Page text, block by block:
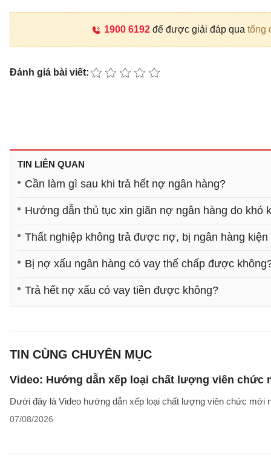
1900 6192để được giải đáp qua tổng
Đánh giá bài viết:
TIN LIÊN QUAN
Cần làm gì sau khi trả hết nợ ngân hàng?
Hướng dẫn thủ tục xin giãn nợ ngân hàng do khó
Thất nghiệp không trả được nợ, bị ngân hàng kiện
Bị nợ xấu ngân hàng có vay thế chấp được
Trả hết nợ xấu có vay tiền được không?
TIN CÙNG CHUYÊN MỤC
Video: Hướng dẫn xếp loại chất lượng viên chức
Dưới đây là Video hướng dẫn xếp loại chất lượng viên chức mới
07/08/2026